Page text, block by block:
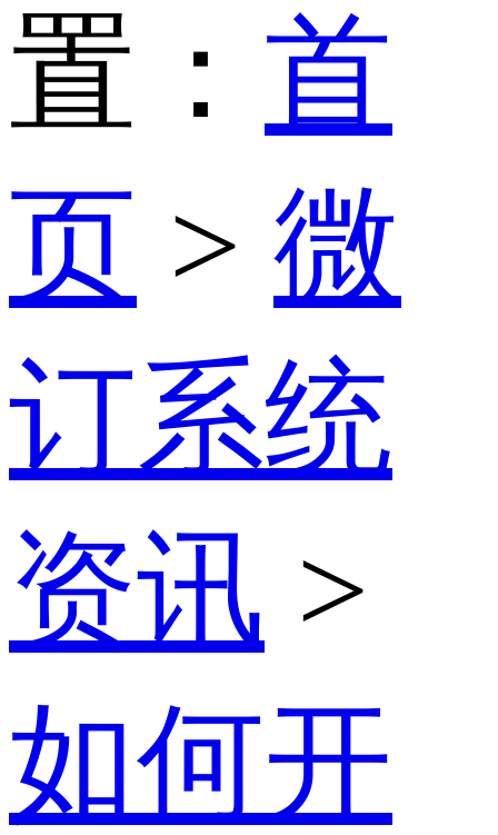
置： 首
页 > 微
订系统
资讯 >
如何开